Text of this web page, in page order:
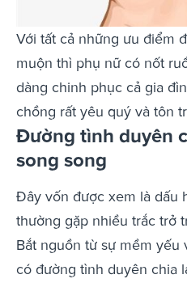
Với tất cả những ưu điểm
muộn thì phụ nữ có nốt
dàng chinh phục cả gia
chồng rất yêu quý và tôn
Đường tình duyên
song song
Đây vốn được xem là dấu
thường gặp nhiều trắc trở
Bắt nguồn từ sự mềm yếu
có đường tình duyên chia